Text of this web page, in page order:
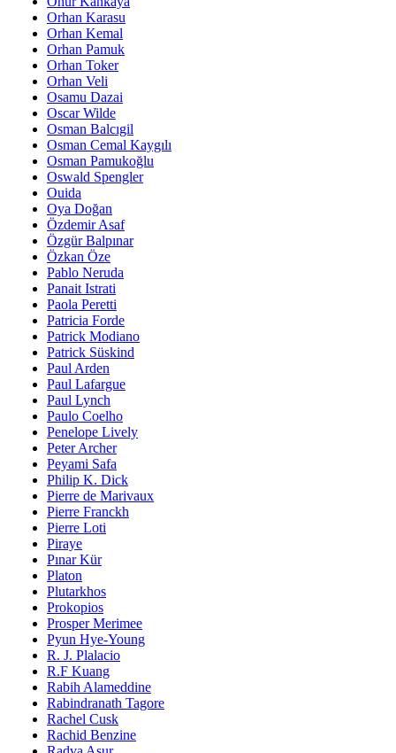
Orhan Karasu
Orhan Kemal
Orhan Pamuk
Orhan Toker
Orhan Veli
Osamu Dazai
Oscar Wilde
Osman Balcıgil
Osman Cemal Kaygılı
Osman Pamukoğlu
Oswald Spengler
Ouida
Oya Doğan
Özdemir Asaf
Özgür Balpınar
Özkan Öze
Pablo Neruda
Panait Istrati
Paola Peretti
Patricia Forde
Patrick Modiano
Patrick Süskind
Paul Arden
Paul Lafargue
Paul Lynch
Paulo Coelho
Penelope Lively
Peter Archer
Peyami Safa
Philip K. Dick
Pierre de Marivaux
Pierre Franckh
Pierre Loti
Piraye
Pınar Kür
Platon
Plutarkhos
Prokopios
Prosper Merimee
Pyun Hye-Young
R. J. Plalacio
R.F Kuang
Rabih Alameddine
Rabindranath Tagore
Rachel Cusk
Rachid Benzine